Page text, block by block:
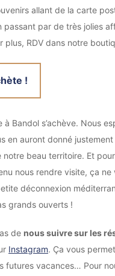
allant de la carte
passant par de très jolies
plus, RDV dans notre
!
à Bandol s’achève. Nous
en auront donné
beau territoire. Et pour
nous rendre visite, ça ne
déconnexion
grands ouverts !
de nous suivre sur les
Instagram. Ça vous
futures vacances… Pour